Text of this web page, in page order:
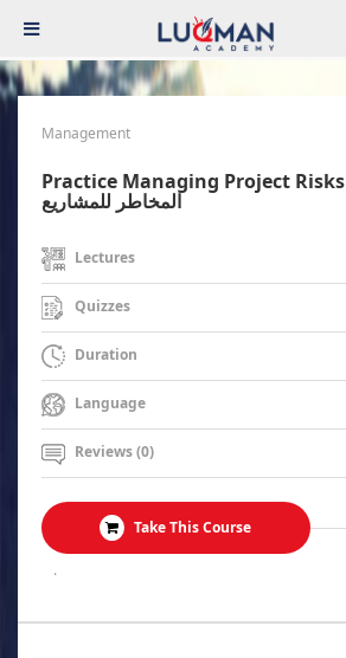
Management
Practice Managing Project Risks تطبيق إدارة
المخاطر للمشاريع
Lectures
Quizzes
Duration
Language
Reviews (0)
Take This Course
.